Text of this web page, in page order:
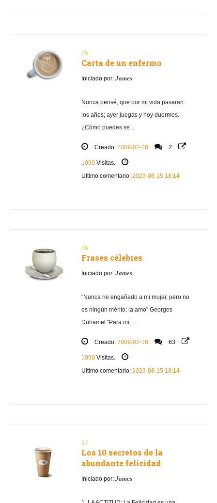
85
Carta de un enfermo
Iniciado por: James
Nunca pensé, que por mi vida pasaran
los años; ayer juegas y hoy duermes.
¿Cómo puedes se ...
Creado: 2009-02-18 2
1090 Visitas.
Ultimo comentario: 2023-08-15 18:14
86
Frases célebres
Iniciado por: James
"Nunca he engañado a mi mujer, pero no
es ningún mérito: la amo" Georges
Duhamel "Para mi, ...
Creado: 2009-02-18 63
1090 Visitas.
Ultimo comentario: 2023-08-15 18:14
87
Los 10 secretos de la
abundante felicidad
Iniciado por: James